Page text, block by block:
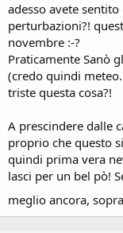
adesso avete
perturbazioni?!
novembre :-?
Praticamente Sanò
(credo quindi
triste questa cosa?!
A prescindere dalle
proprio che questo
quindi prima vera
lasci per un bel pò!
meglio ancora,